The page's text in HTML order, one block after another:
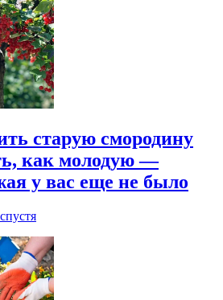
старую смородину
как молодую —
у вас еще не было